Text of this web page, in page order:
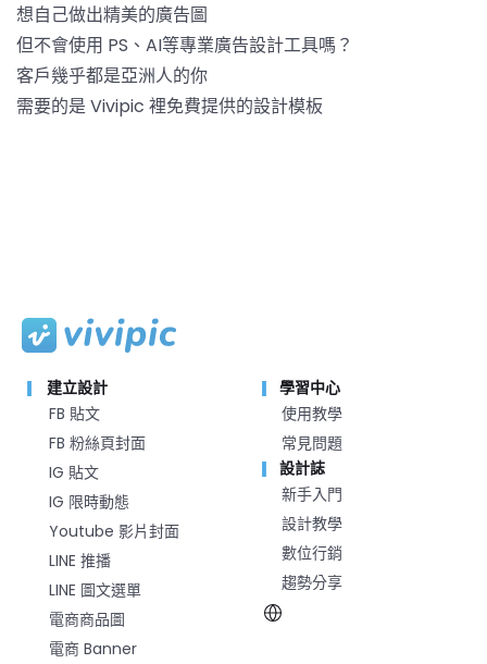
想自己做出精美的廣告圖
但不會使用 PS、AI等專業廣告設計工具嗎？
客戶幾乎都是亞洲人的你
需要的是 Vivipic 裡免費提供的設計模板
建立設計
FB 貼文
FB 粉絲頁封面
IG 貼文
IG 限時動態
Youtube 影片封面
LINE 推播
LINE 圖文選單
電商商品圖
電商 Banner
學習中心
使用教學
常見問題
設計誌
新手入門
設計教學
數位行銷
趨勢分享